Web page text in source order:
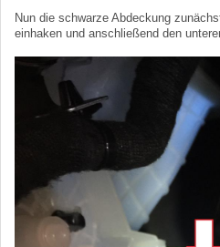
Nun die schwarze Abdeckung
einhaken und anschließend den